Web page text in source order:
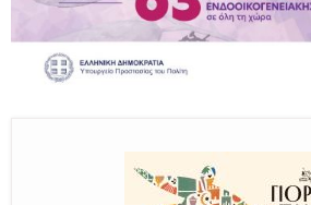
Καλούμε Άμεσα την Πυροσβεστική
και δίνουμε σαφείς